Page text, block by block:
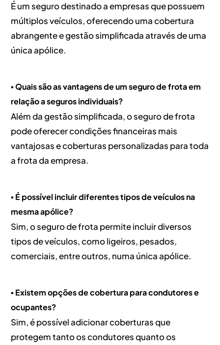
É um seguro destinado a empresas que possuem
múltiplos veículos, oferecendo uma cobertura
abrangente e gestão simplificada através de uma
única apólice.
▪️ Quais são as vantagens de um seguro de frota em
relação a seguros individuais?
Além da gestão simplificada, o seguro de frota
pode oferecer condições financeiras mais
vantajosas e coberturas personalizadas para toda
a frota da empresa.
▪️ É possível incluir diferentes tipos de veículos na
mesma apólice?
Sim, o seguro de frota permite incluir diversos
tipos de veículos, como ligeiros, pesados,
comerciais, entre outros, numa única apólice.
▪️ Existem opções de cobertura para condutores e
ocupantes?
Sim, é possível adicionar coberturas que
protegem tanto os condutores quanto os